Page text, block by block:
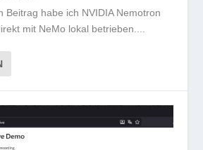
Beitrag habe ich NVIDIA Nemotron
mit NeMo lokal betrieben....